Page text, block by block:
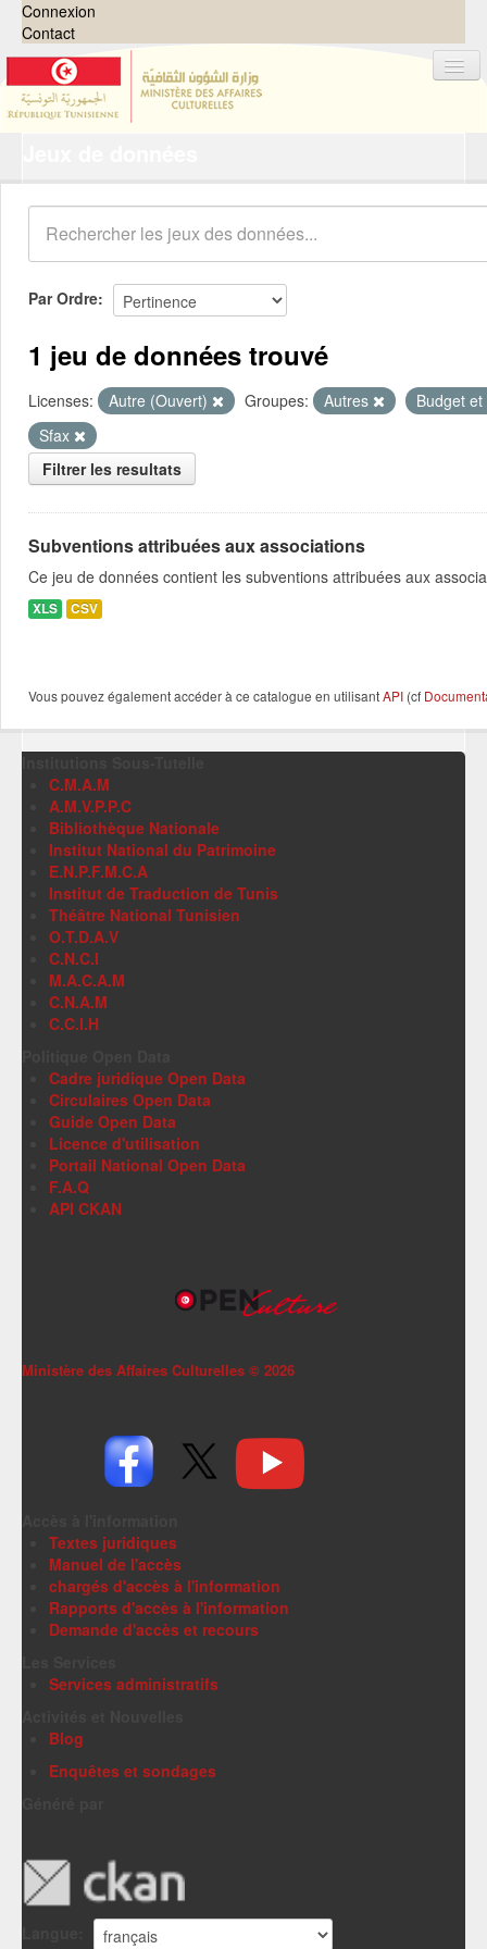
Connexion
Contact
Organisations
Groupes
Demandes 0
À propos
Par Ordre
1 jeu de données trouvé
Licenses: Autre (Ouvert) Groupes: Autres
Budget
Sfax
Filtrer les resultats
Subventions attribuées aux associations
Ce jeu de données contient les subventions attribuées aux
XLS CSV
Vous pouvez également accéder à ce catalogue en utilisantAPI (cf
C.M.A.M
A.M.V.P.P.C
Bibliothèque Nationale
Institut National du Patrimoine
E.N.P.F.M.C.A
Institut de Traduction de Tunis
Théâtre National Tunisien
O.T.D.A.V
C.N.C.I
M.A.C.A.M
C.N.A.M
C.C.I.H
Cadre juridique Open Data
Circulaires Open Data
Guide Open Data
Licence d'utilisation
Portail National Open Data
F.A.Q
API CKAN
Ministère des Affaires Culturelles © 2026
Textes juridiques
Manuel de l'accès
chargés d'accès à l'information
Rapports d'accès à l'information
Demande d'accès et recours
Services administratifs
Blog
Enquêtes et sondages